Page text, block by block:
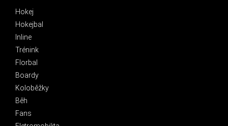
Hokej
Hokejbal
Inline
Trénink
Florbal
Boardy
Koloběžky
Běh
Fans